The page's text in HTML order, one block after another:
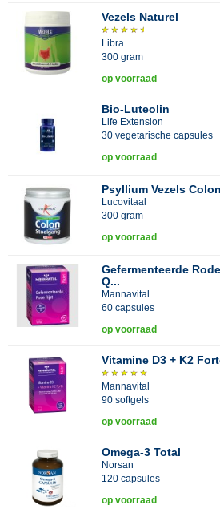
Vezels Naturel
Libra
300 gram
op voorraad
Bio-Luteolin
Life Extension
30 vegetarische capsules
op voorraad
Psyllium Vezels
Lucovitaal
300 gram
op voorraad
Gefermenteerde
Q...
Mannavital
60 capsules
op voorraad
Vitamine D3 + K2
Mannavital
90 softgels
op voorraad
Omega-3 Total
Norsan
120 capsules
op voorraad